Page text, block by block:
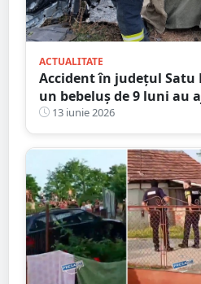
ACTUALITATE
Accident în județul Satu
un bebeluș de 9 luni au
o coliziune pe DN 19A
13 iunie 2026